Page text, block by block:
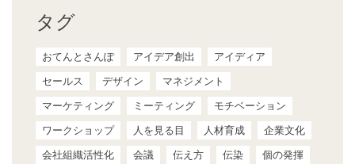
タグ
おてんとさんぽ アイデア創出
アイディア
セールス
デザイン
マネジメント
マーケティング
ミーティング
モチベーション
ワークショップ
人を見る目 人材育成
企業文化
会社組織活性化
会議 伝え方 伝染
個の発揮